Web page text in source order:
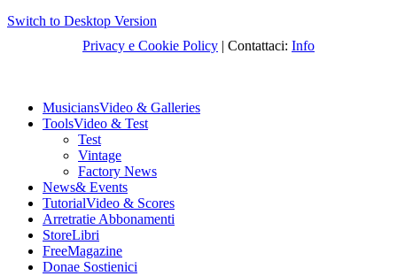
Switch to Desktop Version
Privacy e Cookie Policy | Contattaci: Info
MusiciansVideo & Galleries
ToolsVideo & Test
Test
Vintage
Factory News
News& Events
TutorialVideo & Scores
Arretratie Abbonamenti
StoreLibri
FreeMagazine
Donae Sostienici